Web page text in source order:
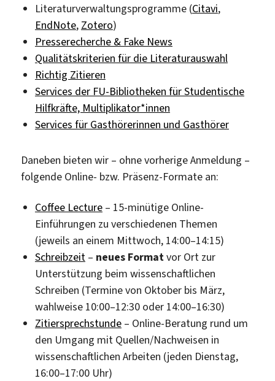
Literaturverwaltungsprogramme (Citavi,
EndNote, Zotero)
Presserecherche & Fake News
Qualitätskriterien für die Literaturauswahl
Richtig Zitieren
Services der FU-Bibliotheken für Studentische
Hilfkräfte, Multiplikator*innen
Services für Gasthörerinnen und Gasthörer
Daneben bieten wir – ohne vorherige Anmeldung –
folgende Online- bzw. Präsenz-Formate an:
Coffee Lecture– 15-minütige Online-
Einführungen zu verschiedenen Themen
(jeweils an einem Mittwoch, 14:00–14:15)
Schreibzeit– neues Formatvor Ort zur
Unterstützung beim wissenschaftlichen
Schreiben (Termine von Oktober bis März,
wahlweise 10:00–12:30 oder 14:00–16:30)
Zitiersprechstunde– Online-Beratung rund um
den Umgang mit Quellen/Nachweisen in
wissenschaftlichen Arbeiten (jeden Dienstag,
16:00–17:00 Uhr)